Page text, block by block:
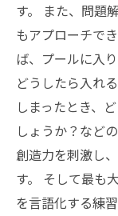
す。 また、問題
もアプローチで
ば、プールに入
どうしたら入れ
しまったとき、
しょうか？など
創造力を刺激し
す。 そして最も
を言語化する練